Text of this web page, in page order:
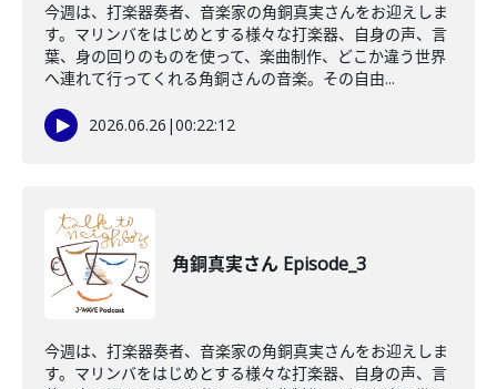
今週は、打楽器奏者、音楽家の角銅真実さんをお迎えしま
す。マリンバをはじめとする様々な打楽器、自身の声、言
葉、身の回りのものを使って、楽曲制作、どこか違う世界
へ連れて行ってくれる角銅さんの音楽。その自由...
2026.06.26 |00:22:12
角銅真実さん Episode_3
今週は、打楽器奏者、音楽家の角銅真実さんをお迎えしま
す。マリンバをはじめとする様々な打楽器、自身の声、言